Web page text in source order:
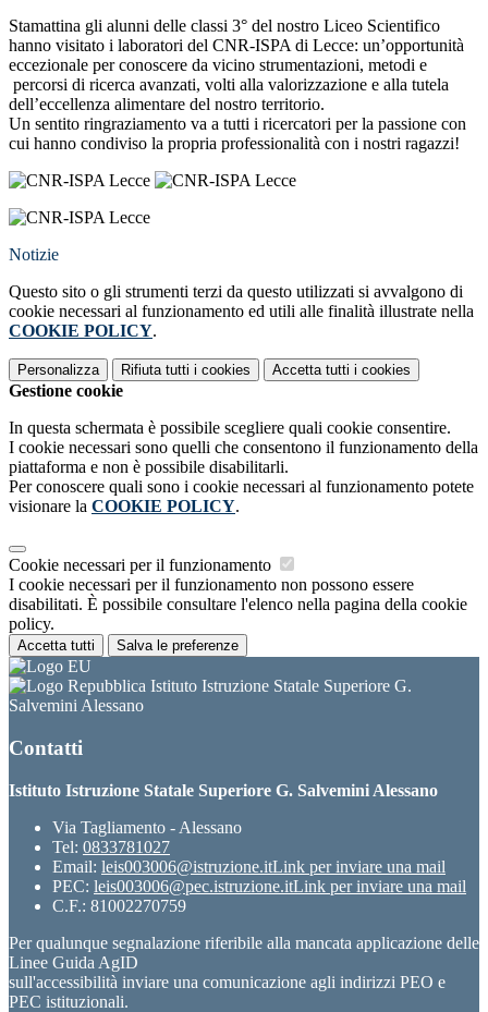
Stamattina gli alunni delle classi 3° del nostro Liceo Scientifico
hanno visitato i laboratori del CNR-ISPA di Lecce: un’opportunità
eccezionale per conoscere da vicino strumentazioni, metodi e
percorsi di ricerca avanzati, volti alla valorizzazione e alla tutela
dell’eccellenza alimentare del nostro territorio.
Un sentito ringraziamento va a tutti i ricercatori per la passione con
cui hanno condiviso la propria professionalità con i nostri ragazzi!
Notizie
Questo sito o gli strumenti terzi da questo utilizzati si avvalgono di
cookie necessari al funzionamento ed utili alle finalità illustrate nella
COOKIE POLICY.
Personalizza Rifiuta tutti i cookies Accetta tutti i cookies
Gestione cookie
In questa schermata è possibile scegliere quali cookie consentire.
I cookie necessari sono quelli che consentono il funzionamento della
piattaforma e non è possibile disabilitarli.
Per conoscere quali sono i cookie necessari al funzionamento potete
visionare la COOKIE POLICY.
Cookie necessari per il funzionamento
I cookie necessari per il funzionamento non possono essere
disabilitati. È possibile consultare l'elenco nella pagina della cookie
policy.
Accetta tutti Salva le preferenze
Istituto Istruzione Statale Superiore G.
Salvemini Alessano
Contatti
Istituto Istruzione Statale Superiore G. Salvemini Alessano
Via Tagliamento - Alessano
Tel: 0833781027
Email: leis003006@istruzione.itLink per inviare una mail
PEC: leis003006@pec.istruzione.itLink per inviare una mail
C.F.: 81002270759
Per qualunque segnalazione riferibile alla mancata applicazione delle
Linee Guida AgID
sull'accessibilità inviare una comunicazione agli indirizzi PEO e
PEC istituzionali.